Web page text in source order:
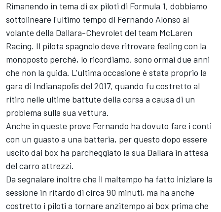
Rimanendo in tema di ex piloti di Formula 1, dobbiamo
sottolineare l'ultimo tempo di Fernando Alonso al
volante della Dallara-Chevrolet del team McLaren
Racing. Il pilota spagnolo deve ritrovare feeling con la
monoposto perché, lo ricordiamo, sono ormai due anni
che non la guida. L'ultima occasione è stata proprio la
gara di Indianapolis del 2017, quando fu costretto al
ritiro nelle ultime battute della corsa a causa di un
problema sulla sua vettura.
Anche in queste prove Fernando ha dovuto fare i conti
con un guasto a una batteria, per questo dopo essere
uscito dai box ha parcheggiato la sua Dallara in attesa
del carro attrezzi.
Da segnalare inoltre che il maltempo ha fatto iniziare la
sessione in ritardo di circa 90 minuti, ma ha anche
costretto i piloti a tornare anzitempo ai box prima che